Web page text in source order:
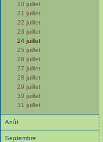
20 juillet
21 juillet
22 juillet
23 juillet
24 juillet
25 juillet
26 juillet
27 juillet
28 juillet
29 juillet
30 juillet
31 juillet
Août
Septembre